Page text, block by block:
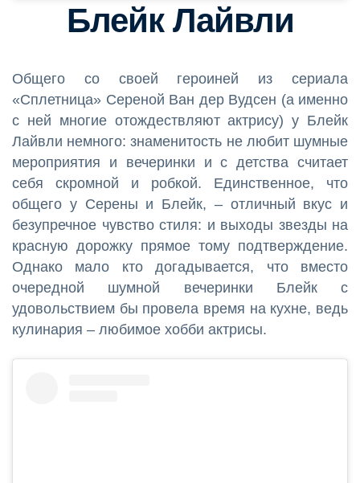
Блейк Лайвли
Общего со своей героиней из сериала
«Сплетница» Сереной Ван дер Вудсен (а именно
с ней многие отождествляют актрису) у Блейк
Лайвли немного: знаменитость не любит шумные
мероприятия и вечеринки и с детства считает
себя скромной и робкой. Единственное, что
общего у Серены и Блейк, – отличный вкус и
безупречное чувство стиля: и выходы звезды на
красную дорожку прямое тому подтверждение.
Однако мало кто догадывается, что вместо
очередной шумной вечеринки Блейк с
удовольствием бы провела время на кухне, ведь
кулинария – любимое хобби актрисы.